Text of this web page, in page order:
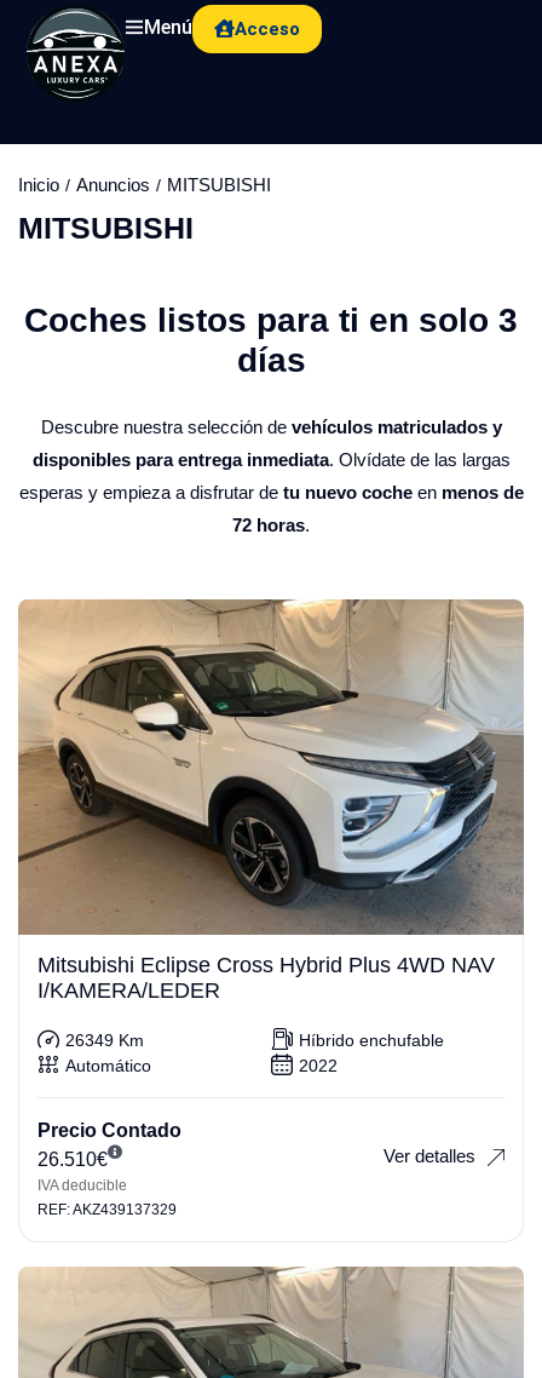
Menú Acceso
Inicio Anuncios MITSUBISHI
MITSUBISHI
Coches listos para ti en solo 3
días​
Descubre nuestra selección de vehículos matriculados y
disponibles para entrega inmediata. Olvídate de las largas
esperas y empieza a disfrutar de tu nuevo cocheen menos de
72 horas.
Mitsubishi Eclipse Cross Hybrid Plus 4WD NAV
I/KAMERA/LEDER
26349 Km
Híbrido enchufable
Automático
2022
Precio Contado
26.510€
IVA deducible
Ver detalles
REF: AKZ439137329